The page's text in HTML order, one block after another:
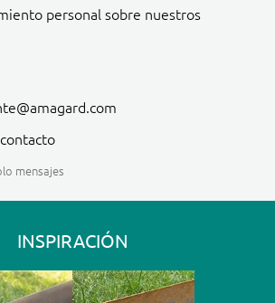
personal sobre nuestros
mensajes
INSPIRACIÓN